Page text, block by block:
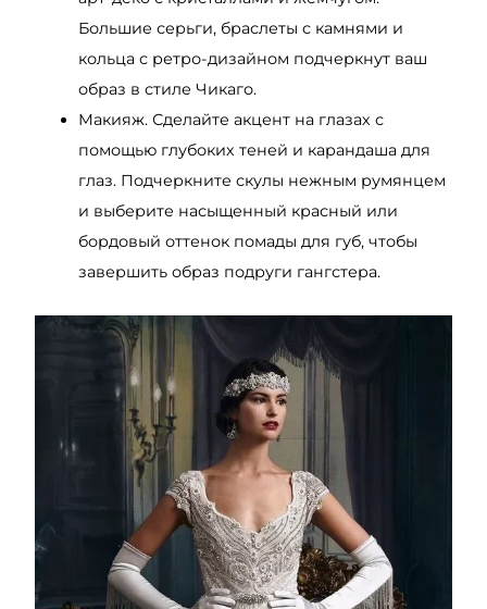
Большие серьги, браслеты с камнями и
кольца с ретро-дизайном подчеркнут ваш
образ в стиле Чикаго.
Макияж. Сделайте акцент на глазах с
помощью глубоких теней и карандаша для
глаз. Подчеркните скулы нежным румянцем
и выберите насыщенный красный или
бордовый оттенок помады для губ, чтобы
завершить образ подруги гангстера.